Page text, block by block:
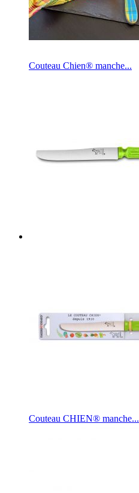
Couteau Chien® manche...
Couteau CHIEN® manche...